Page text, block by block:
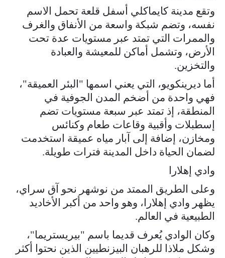
وتقع مدينة كايماكلي أسفل قلعة تحمل الاسم
نفسه، وتضم شبكة واسعة من الأنفاق والغرف
والممرات التي تمتد عبر مستويات عدة تحت
الأرض، وتشمل أماكن للمعيشة والعبادة
والتخزين.
أما ديرينكويو، التي يعني اسمها "البئر العميقة"،
فهي واحدة من أضخم المدن الجوفية في
المنطقة، إذ تمتد عبر سبعة مستويات تضم
إسطبلات وأقبية وقاعات طعام وكنائس
ومخازن، إضافة إلى آبار مياه عميقة استخدمت
لضمان الحياة داخل المدينة فترات طويلة.
وادي إهلارا
وعلى الطريق الممتد من نوشهر نحو آق سراي،
يظهر وادي إهلارا، وهو واحد من أكبر الأخاديد
الطبيعية في العالم.
وكان الوادي يُعرف قديما باسم "بيريستريما"،
وشكل ملاذا للرهبان البيزنطيين الذين نحتوا أكثر